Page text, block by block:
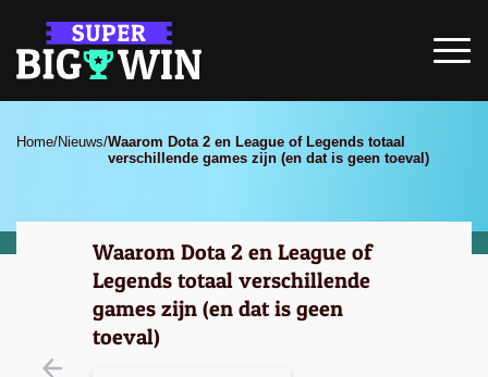
Home/Nieuws/Waarom Dota 2 en League of Legends totaal
verschillende games zijn (en dat is geen toeval)
Waarom Dota 2 en League of
Legends totaal verschillende
games zijn (en dat is geen
toeval)